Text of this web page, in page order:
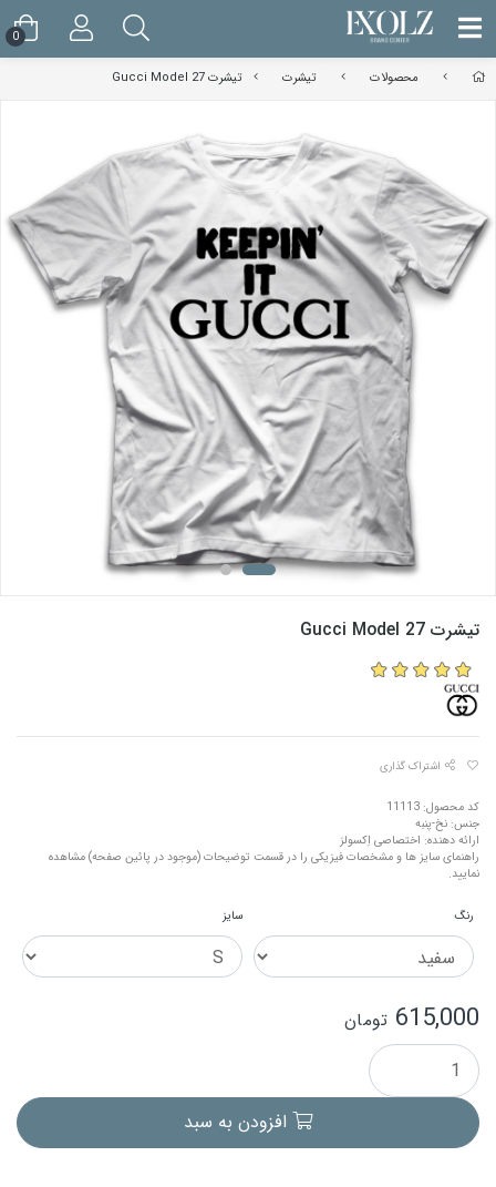
محصولات تیشرت تیشرت Gucci Model 27
تیشرت Gucci Model 27
اشتراک گذاری
کد محصول: 11113
جنس: نخ-پنبه
ارائه دهنده: اختصاصی اِکسولز
راهنمای سایز ها و مشخصات فیزیکی را در قسمت توضیحات (موجود در پائین صفحه) مشاهده
نمایید.
رنگ سایز
615,000 تومان
افزودن به سبد
0